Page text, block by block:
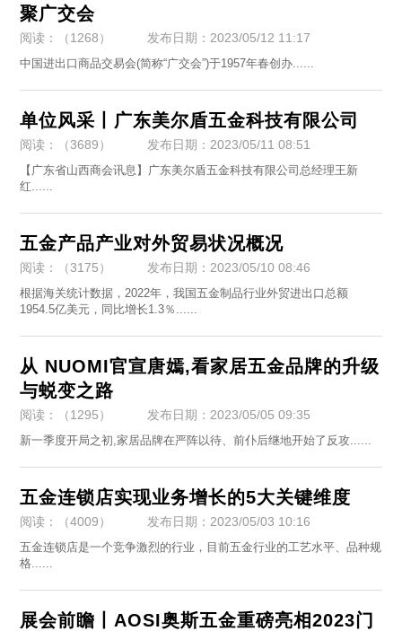
聚广交会
阅读：（1268） 发布日期：2023/05/12 11:17
​中国进出口商品交易会(简称“广交会”)于1957年春创办......
单位风采丨广东美尔盾五金科技有限公司
阅读：（3689） 发布日期：2023/05/11 08:51
​【广东省山西商会讯息】广东美尔盾五金科技有限公司总经理王新
红......
五金产品产业对外贸易状况概况
阅读：（3175） 发布日期：2023/05/10 08:46
根据海关统计数据，2022年，我国五金制品行业外贸进出口总额
1954.5亿美元，同比增长1.3％......
从 NUOMI官宣唐嫣,看家居五金品牌的升级
与蜕变之路
阅读：（1295） 发布日期：2023/05/05 09:35
​新一季度开局之初,家居品牌在严阵以待、前仆后继地开始了反攻......
五金连锁店实现业务增长的5大关键维度
阅读：（4009） 发布日期：2023/05/03 10:16
​五金连锁店是一个竞争激烈的行业，目前五金行业的工艺水平、品种规
格......
展会前瞻丨AOSI奥斯五金重磅亮相2023门